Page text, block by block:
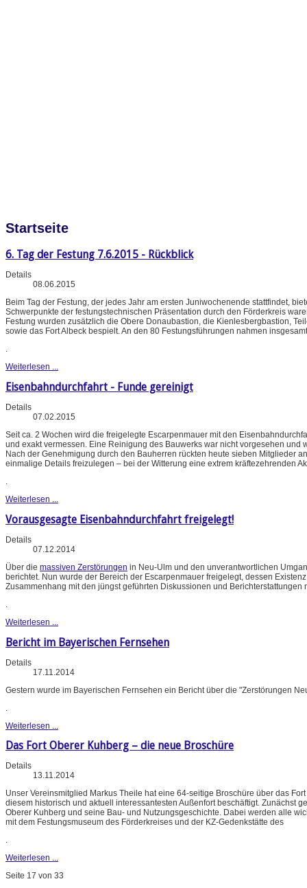
Startseite
6. Tag der Festung 7.6.2015 - Rückblick
Details
08.06.2015
Beim Tag der Festung, der jedes Jahr am ersten Juniwochenende stattfindet,
Schwerpunkte der festungstechnischen Präsentation durch den Förderkreis
Festung wurden zusätzlich die Obere Donaubastion, die Kienlesbergbastion,
sowie das Fort Albeck bespielt. An den 80 Festungsführungen nahmen
.
Weiterlesen ...
Eisenbahndurchfahrt - Funde gereinigt
Details
07.02.2015
Seit ca. 2 Wochen wird die freigelegte Escarpenmauer mit den
und exakt vermessen. Eine Reinigung des Bauwerks war nicht vorgesehen und
Nach der Genehmigung durch den Bauherren rückten heute sieben Mitglieder
einmalige Details freizulegen – bei der Witterung eine extrem kräftezehrenden
Weiterlesen ...
Vorausgesagte Eisenbahndurchfahrt freigelegt!
Details
07.12.2014
Über die massiven Zerstörungen in Neu-Ulm und den unverantwortlichen
berichtet. Nun wurde der Bereich der Escarpenmauer freigelegt, dessen
Zusammenhang mit den jüngst geführten Diskussionen und Berichterstattungen
Weiterlesen ...
Bericht im Bayerischen Fernsehen
Details
17.11.2014
Gestern wurde im Bayerischen Fernsehen ein Bericht über die "Zerstörungen
Weiterlesen ...
Das Fort Oberer Kuhberg – die neue Broschüre
Details
13.11.2014
Unser Vereinsmitglied Markus Theile hat eine 64-seitige Broschüre über das
diesem historisch und aktuell interessantesten Außenfort beschäftigt. Zunächst
Oberer Kuhberg und seine Bau- und Nutzungsgeschichte. Dabei werden alle
mit dem Festungsmuseum des Förderkreises und der KZ-Gedenkstätte des
.
Weiterlesen ...
Seite 17 von 33